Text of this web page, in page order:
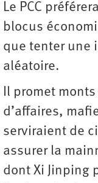
Le PCC
blocus
que tenter une
aléatoire.
Il promet
d’affaires,
serviraient de
assurer la
dont Xi Jinping